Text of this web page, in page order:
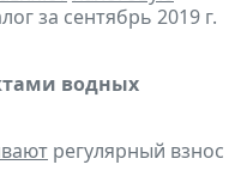
за сентябрь 2019 г.
водных
регулярный взнос